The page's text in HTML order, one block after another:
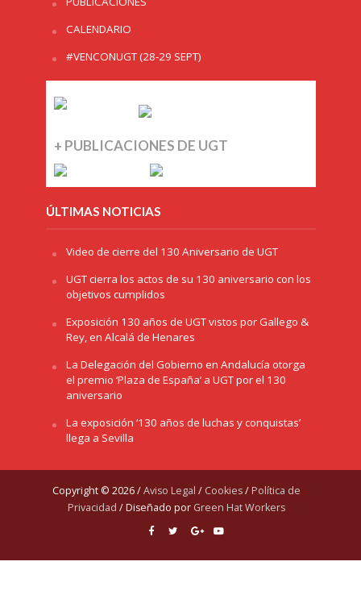
CALENDARIO
#VENCONUGT (28-29 SEPT)
+ PUBLICACIONES DE UGT
ÚLTIMAS NOTICIAS
Video de cierre del 130 Aniversario de UGT
UGT cierra los actos de su 130 aniversario con los
objetivos cumplidos
Exposición 130 años de UGT vistos por Gallego &
Rey, en Alcalá de Henares
La Delegación del Gobierno en Andalucía otorga
el premio ‘Plaza de España’ a UGT por el 130
aniversario
La exposición ‘130 años de luchas y conquistas’
llega a Sevilla
Copyright © 2026 /Aviso Legal / Cookies/ Política de
Privacidad / Diseñado por Green Hat Workers